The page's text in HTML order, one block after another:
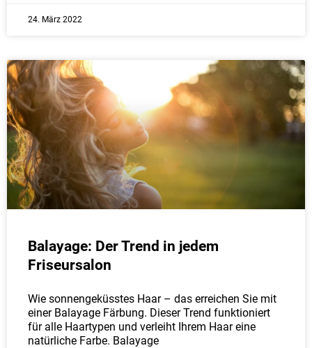
24. März 2022
Balayage: Der Trend in jedem
Friseursalon
Wie sonnengeküsstes Haar – das erreichen Sie mit
einer Balayage Färbung. Dieser Trend funktioniert
für alle Haartypen und verleiht Ihrem Haar eine
natürliche Farbe. Balayage